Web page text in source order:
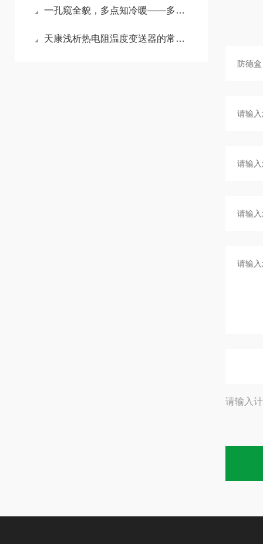
一孔窥全貌，多点知冷暖——多点热电偶实现反应器与储罐的立体测温
天康浅析热电阻温度变送器的常见类型
请输入